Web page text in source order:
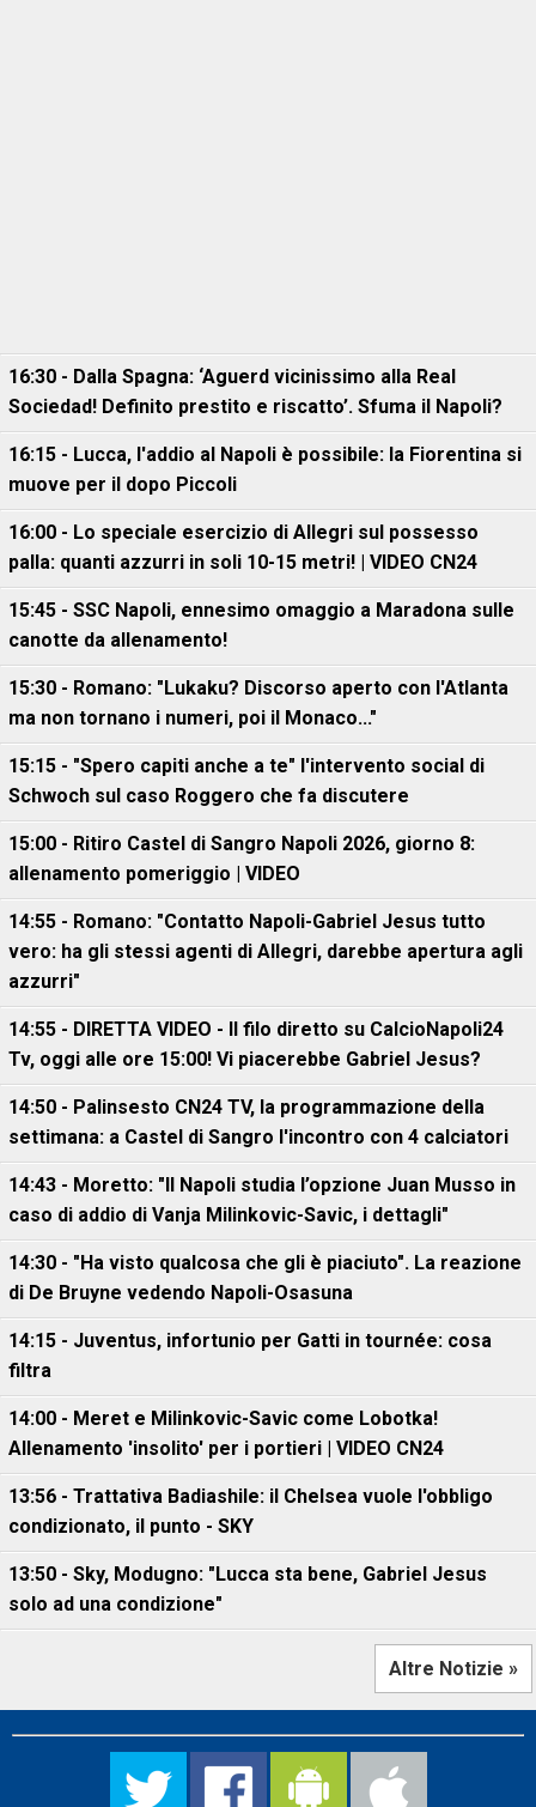
16:30 - Dalla Spagna: ‘Aguerd vicinissimo alla Real
Sociedad! Definito prestito e riscatto’. Sfuma il Napoli?
16:15 - Lucca, l'addio al Napoli è possibile: la Fiorentina si
muove per il dopo Piccoli
16:00 - Lo speciale esercizio di Allegri sul possesso
palla: quanti azzurri in soli 10-15 metri! | VIDEO CN24
15:45 - SSC Napoli, ennesimo omaggio a Maradona sulle
canotte da allenamento!
15:30 - Romano: "Lukaku? Discorso aperto con l'Atlanta
ma non tornano i numeri, poi il Monaco..."
15:15 - "Spero capiti anche a te" l'intervento social di
Schwoch sul caso Roggero che fa discutere
15:00 - Ritiro Castel di Sangro Napoli 2026, giorno 8:
allenamento pomeriggio | VIDEO
14:55 - Romano: "Contatto Napoli-Gabriel Jesus tutto
vero: ha gli stessi agenti di Allegri, darebbe apertura agli
azzurri"
14:55 - DIRETTA VIDEO - Il filo diretto su CalcioNapoli24
Tv, oggi alle ore 15:00! Vi piacerebbe Gabriel Jesus?
14:50 - Palinsesto CN24 TV, la programmazione della
settimana: a Castel di Sangro l'incontro con 4 calciatori
14:43 - Moretto: "Il Napoli studia l’opzione Juan Musso in
caso di addio di Vanja Milinkovic-Savic, i dettagli"
14:30 - "Ha visto qualcosa che gli è piaciuto". La reazione
di De Bruyne vedendo Napoli-Osasuna
14:15 - Juventus, infortunio per Gatti in tournée: cosa
filtra
14:00 - Meret e Milinkovic-Savic come Lobotka!
Allenamento 'insolito' per i portieri | VIDEO CN24
13:56 - Trattativa Badiashile: il Chelsea vuole l'obbligo
condizionato, il punto - SKY
13:50 - Sky, Modugno: "Lucca sta bene, Gabriel Jesus
solo ad una condizione"
Altre Notizie »